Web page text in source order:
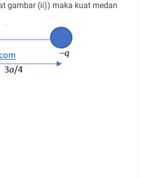
gambar (ii)) maka kuat medan